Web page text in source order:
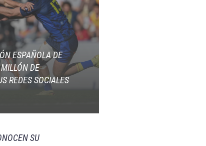
ESPAÑOLA DE
DE
REDES SOCIALES
SU